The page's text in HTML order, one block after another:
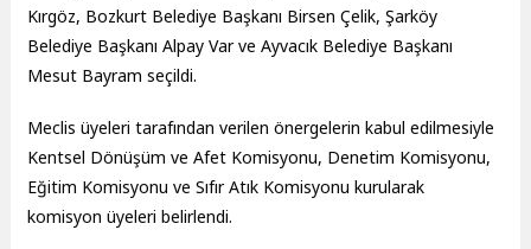
Kırgöz, Bozkurt Belediye Başkanı Birsen Çelik, Şarköy
Belediye Başkanı Alpay Var ve Ayvacık Belediye Başkanı
Mesut Bayram seçildi.
Meclis üyeleri tarafından verilen önergelerin kabul edilmesiyle
Kentsel Dönüşüm ve Afet Komisyonu, Denetim Komisyonu,
Eğitim Komisyonu ve Sıfır Atık Komisyonu kurularak
komisyon üyeleri belirlendi.